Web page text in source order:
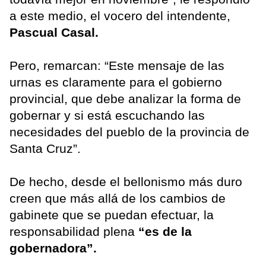
a este medio, el vocero del intendente,
Pascual Casal.
Pero, remarcan: “Este mensaje de las
urnas es claramente para el gobierno
provincial, que debe analizar la forma de
gobernar y si está escuchando las
necesidades del pueblo de la provincia de
Santa Cruz”.
De hecho, desde el bellonismo más duro
creen que más allá de los cambios de
gabinete que se puedan efectuar, la
responsabilidad plena “es de la
gobernadora”.